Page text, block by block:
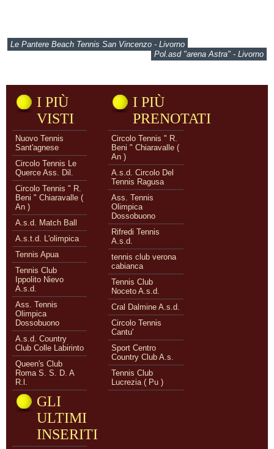
Le Pantere Beach Tennis San Vincenzo - Livorno
Pol.asd "arena Astra" - Livorno
I PIÙ
VISTI
Nuovo Tennis
Sant'agnese
Circolo Tennis Le
Querce Ass. Dil.
Circolo Tennis " R.
Beni " Chiaravalle (
An )
A.s.d. Match Ball
A.s.t.d. L'olimpica
Tennis Apua
Tennis Club
Ippolito Nievo
A.s.d.
Ass. Tennis
Olimpica
Dossobuono
A.s.d. Country
Club Colle Labirinto
Queen's Club
Roma S. S. D. A
R.l.
I PIÙ
PRENOTATI
Circolo Tennis " R.
Beni " Chiaravalle (
An )
A.s.d. Circolo Del
Tennis Ragusa
Ass. Tennis
Olimpica
Dossobuono
Rifredi Tennis
A.s.d.
tennis club verona
cabianca
Tennis Club
Noceto A.s.d.
Cral Dalmine A.s.d.
Circolo Tennis
Cantu'
Sport Centro
Country Club A.s.
Tennis Club
Lucrezia ( Pu )
GLI
ULTIMI
INSERITI